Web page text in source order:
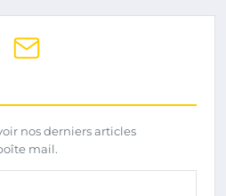
nos derniers articles
mail.